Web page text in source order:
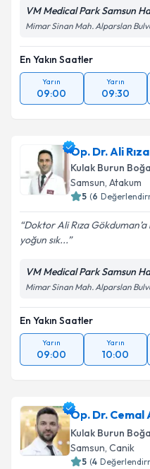
VM Medical Park Samsun
Mimar Sinan Mah. Alparslan
En Yakın Saatler
Yarın
09:00
Yarın
09:30
Op. Dr. Ali
Kulak Burun
Samsun, Atakum
5 (6
Doktor Ali Rıza
yoğun sık...
VM Medical Park Samsun
Mimar Sinan Mah. Alparslan
En Yakın Saatler
Yarın
09:00
Yarın
10:00
Op. Dr. Cemal
Kulak Burun
Samsun, Canik
5 (4